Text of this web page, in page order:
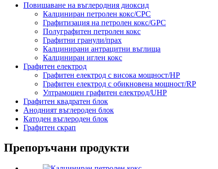
Повишаване на въглеродния диоксид
Калциниран петролен кокс/CPC
Графитизация на петролен кокс/GPC
Полуграфитен петролен кокс
Графитни гранули/прах
Калцинирани антрацитни въглища
Калциниран иглен кокс
Графитен електрод
Графитен електрод с висока мощност/HP
Графитен електрод с обикновена мощност/RP
Ултрамощен графитен електрод/UHP
Графитен квадратен блок
Анодният въглероден блок
Катоден въглероден блок
Графитен скрап
Препоръчани продукти